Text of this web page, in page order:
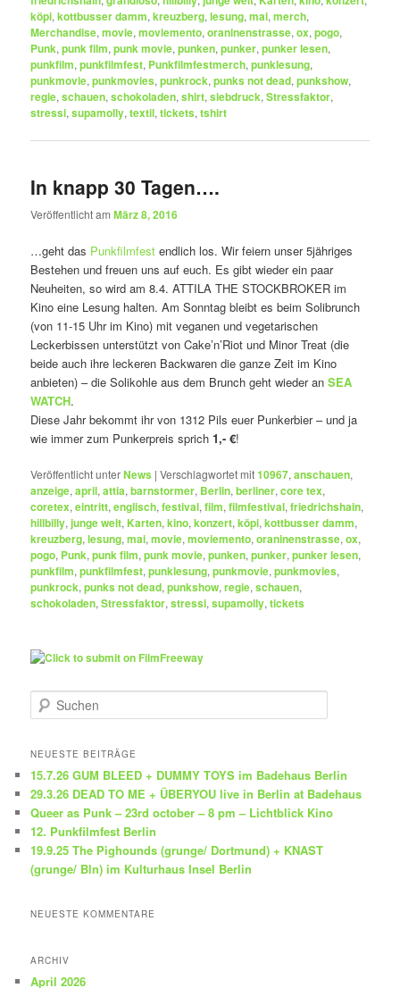
köpi,kottbusser damm,kreuzberg,lesung,mai,merch,
Merchandise,movie,moviemento,oraninenstrasse,ox,pogo,
Punk,punk film,punk movie,punken,punker,punker lesen,
punkfilm,punkfilmfest, Punkfilmfestmerch,punklesung,
punkmovie,punkmovies,punkrock,punks not dead,punkshow,
regie,schauen,schokoladen,shirt,siebdruck,Stressfaktor,
stressi,supamolly,textil,tickets,tshirt
In knapp 30 Tagen….
Veröffentlicht amMärz 8, 2016
…geht das Punkfilmfest endlich los. Wir feiern unser 5jähriges
Bestehen und freuen uns auf euch. Es gibt wieder ein paar
Neuheiten, so wird am 8.4. ATTILA THE STOCKBROKER im
Kino eine Lesung halten. Am Sonntag bleibt es beim Solibrunch
(von 11-15 Uhr im Kino) mit veganen und vegetarischen
Leckerbissen unterstützt von Cake’n’Riot und Minor Treat (die
beide auch ihre leckeren Backwaren die ganze Zeit im Kino
anbieten) – die Solikohle aus dem Brunch geht wieder anSEA
WATCH.
Diese Jahr bekommt ihr von 1312 Pils euer Punkerbier – und ja
wie immer zum Punkerpreis sprich1,- €!
Veröffentlicht unterNews |Verschlagwortet mit10967,anschauen,
anzeige,april,attia,barnstormer, Berlin,berliner,core tex,
coretex,eintritt,englisch,festival,film,filmfestival,friedrichshain,
hillbilly,junge welt, Karten,kino,konzert,köpi,kottbusser damm,
kreuzberg,lesung,mai,movie,moviemento,oraninenstrasse,ox,
pogo, Punk,punk film,punk movie,punken,punker,punker lesen,
punkfilm,punkfilmfest,punklesung,punkmovie,punkmovies,
punkrock,punks not dead,punkshow,regie,schauen,
schokoladen,Stressfaktor,stressi,supamolly,tickets
u
h
n
NEUESTE BEITRÄGE
15.7.26 GUM BLEED + DUMMY TOYS im Badehaus Berlin
29.3.26 DEAD TO ME + ÜBERYOU live in Berlin at Badehaus
Queer as Punk – 23rd october – 8 pm – Lichtblick Kino
12. Punkfilmfest Berlin
19.9.25 The Pighounds (grunge/ Dortmund) + KNAST
(grunge/ Bln) im Kulturhaus Insel Berlin
NEUESTE KOMMENTARE
ARCHIV
April 2026